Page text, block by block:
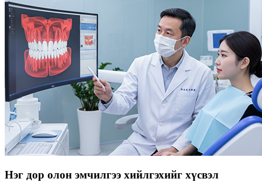
Нэг дор олон эмчилгээ хийлгэхийг хүсвэл